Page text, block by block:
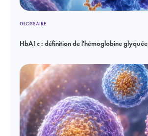
GLOSSAIRE
HbA1c : définition de l'hémoglobine glyquée